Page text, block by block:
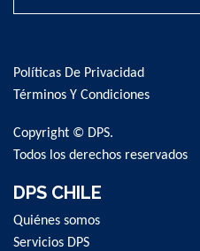
Our
Newsletter:
Políticas De Privacidad
Términos Y Condiciones
Copyright © DPS.
Todos los derechos reservados
DPS CHILE
Quiénes somos
Servicios DPS